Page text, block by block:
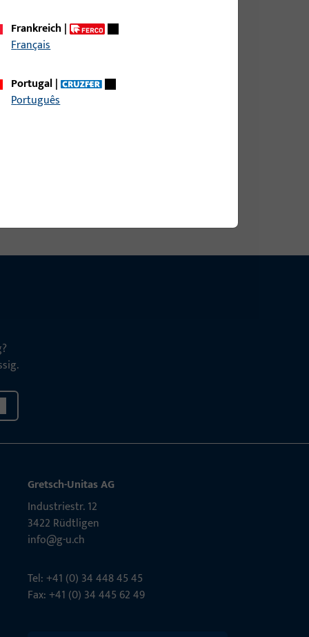
RS AUS NICHTROST.STAHL,ECKIG,
Frankreich|
Français
Portugal|
Português
Gretsch-Unitas AG
Indu­s­triestr. 12
3422 Rüdt­ligen
info@g-u.ch
Tel: +41 (0) 34 448 45 45
Fax: +41 (0) 34 445 62 49